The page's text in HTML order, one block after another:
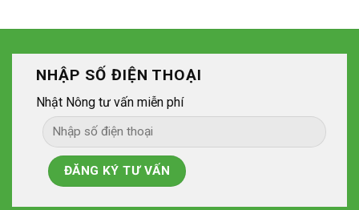
NHẬP SỐ ĐIỆN THOẠI
Nhật Nông tư vấn miễn phí